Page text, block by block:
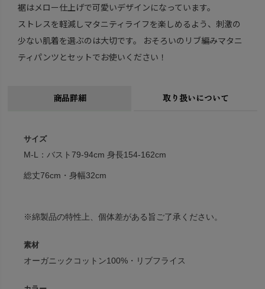
裾はメロー仕上げで可愛いデザインになっています。
ストレスを軽減しマタニティライフを楽しめるよう、刺激の
少ない肌着を選ぶのは大切です。 おそろいのリブ編みマタニ
ティパンツとセットでお使いください！
商品詳細 取り扱いについて
サイズ
M-L：バスト79-94cm 身長154-162cm
総丈76cm・身幅32cm
※綿製品の特性上、個体差がある旨ご了承ください。
素材
オーガニックコットン100%・リブフライス